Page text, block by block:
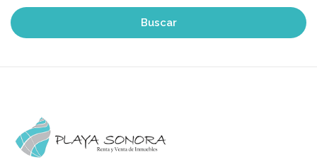
Buscar